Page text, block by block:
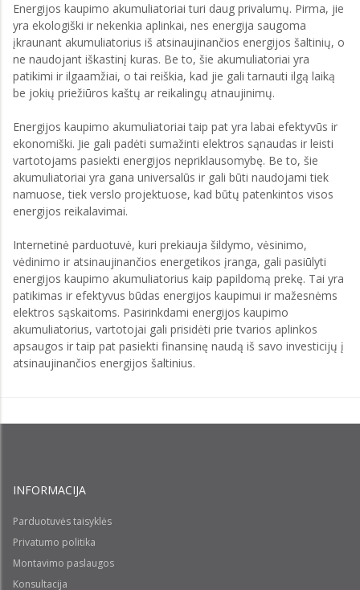
Energijos kaupimo akumuliatoriai turi daug privalumų. Pirma, jie
yra ekologiški ir nekenkia aplinkai, nes energija saugoma
įkraunant akumuliatorius iš atsinaujinančios energijos šaltinių, o
ne naudojant iškastinį kuras. Be to, šie akumuliatoriai yra
patikimi ir ilgaamžiai, o tai reiškia, kad jie gali tarnauti ilgą laiką
be jokių priežiūros kaštų ar reikalingų atnaujinimų.
Energijos kaupimo akumuliatoriai taip pat yra labai efektyvūs ir
ekonomiški. Jie gali padėti sumažinti elektros sąnaudas ir leisti
vartotojams pasiekti energijos nepriklausomybę. Be to, šie
akumuliatoriai yra gana universalūs ir gali būti naudojami tiek
namuose, tiek verslo projektuose, kad būtų patenkintos visos
energijos reikalavimai.
Internetinė parduotuvė, kuri prekiauja šildymo, vėsinimo,
vėdinimo ir atsinaujinančios energetikos įranga, gali pasiūlyti
energijos kaupimo akumuliatorius kaip papildomą prekę. Tai yra
patikimas ir efektyvus būdas energijos kaupimui ir mažesnėms
elektros sąskaitoms. Pasirinkdami energijos kaupimo
akumuliatorius, vartotojai gali prisidėti prie tvarios aplinkos
apsaugos ir taip pat pasiekti finansinę naudą iš savo investicijų į
atsinaujinančios energijos šaltinius.
INFORMACIJA
Parduotuvės taisyklės
Privatumo politika
Montavimo paslaugos
Konsultacija